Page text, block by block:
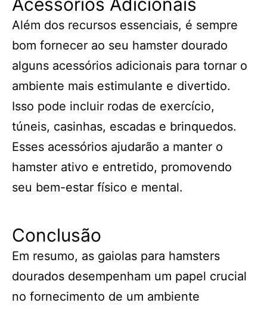
Além dos recursos essenciais, é sempre
bom fornecer ao seu hamster dourado
alguns acessórios adicionais para tornar o
ambiente mais estimulante e divertido.
Isso pode incluir rodas de exercício,
túneis, casinhas, escadas e brinquedos.
Esses acessórios ajudarão a manter o
hamster ativo e entretido, promovendo
seu bem-estar físico e mental.
Conclusão
Em resumo, as gaiolas para hamsters
dourados desempenham um papel crucial
no fornecimento de um ambiente